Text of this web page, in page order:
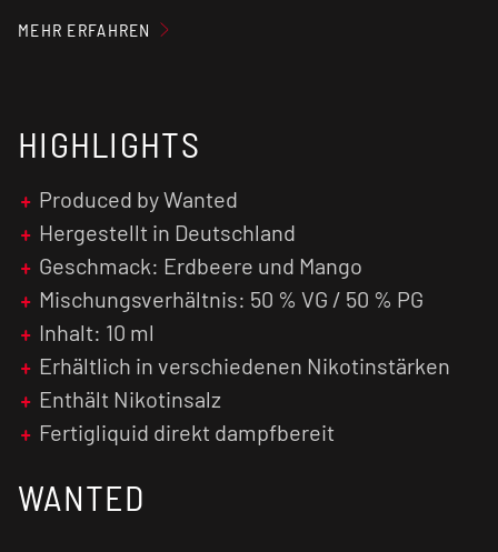
tauschen.
kratzig und verursachen einen geringen Flash
(Throat Hit). Zusätzlich wird das Nikotinsalz
schneller vom menschlichen Organismus
verarbeitet, was zu einer früheren
Nikotinsättigung führt.
MEHR ERFAHREN
HIGHLIGHTS
Produced by Wanted
Hergestellt in Deutschland
Geschmack: Erdbeere und Mango
Mischungsverhältnis: 50 % VG / 50 % PG
Inhalt: 10 ml
Erhältlich in verschiedenen Nikotinstärken
Enthält Nikotinsalz
Fertigliquid direkt dampfbereit
WANTED